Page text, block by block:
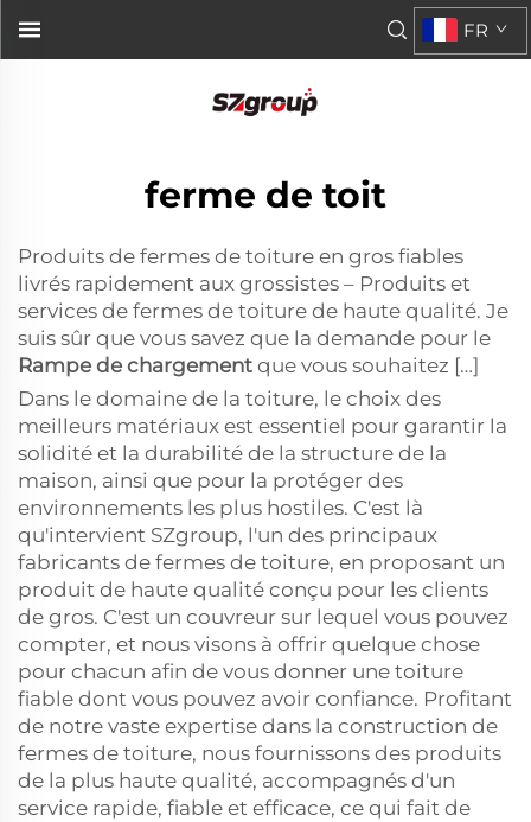
FR
ferme de toit
Produits de fermes de toiture en gros fiables
livrés rapidement aux grossistes – Produits et
services de fermes de toiture de haute qualité. Je
suis sûr que vous savez que la demande pour le
Rampe de chargement que vous souhaitez […]
Dans le domaine de la toiture, le choix des
meilleurs matériaux est essentiel pour garantir la
solidité et la durabilité de la structure de la
maison, ainsi que pour la protéger des
environnements les plus hostiles. C'est là
qu'intervient SZgroup, l'un des principaux
fabricants de fermes de toiture, en proposant un
produit de haute qualité conçu pour les clients
de gros. C'est un couvreur sur lequel vous pouvez
compter, et nous visons à offrir quelque chose
pour chacun afin de vous donner une toiture
fiable dont vous pouvez avoir confiance. Profitant
de notre vaste expertise dans la construction de
fermes de toiture, nous fournissons des produits
de la plus haute qualité, accompagnés d'un
service rapide, fiable et efficace, ce qui fait de